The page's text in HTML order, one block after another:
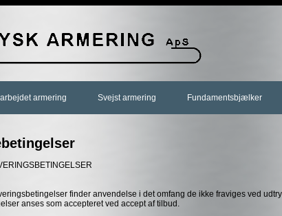
armering Svejst armering Fundamentsbjælker
finder anvendelse i det omfang de ikke fraviges ved
anses som accepteret ved accept af tilbud.